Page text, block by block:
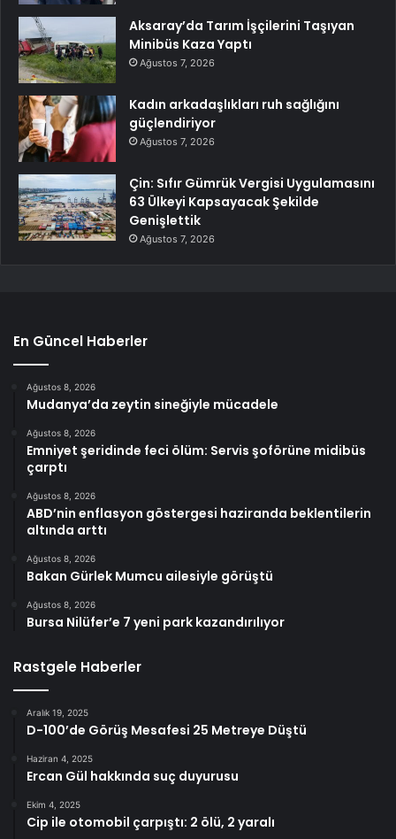
Aksaray’da Tarım İşçilerini Taşıyan
Minibüs Kaza Yaptı
Ağustos 7, 2026
Kadın arkadaşlıkları ruh sağlığını
güçlendiriyor
Ağustos 7, 2026
Çin: Sıfır Gümrük Vergisi Uygulamasını
63 Ülkeyi Kapsayacak Şekilde
Genişlettik
Ağustos 7, 2026
En Güncel Haberler
Ağustos 8, 2026
Mudanya’da zeytin sineğiyle mücadele
Ağustos 8, 2026
Emniyet şeridinde feci ölüm: Servis şoförüne midibüs
çarptı
Ağustos 8, 2026
ABD’nin enflasyon göstergesi haziranda beklentilerin
altında arttı
Ağustos 8, 2026
Bakan Gürlek Mumcu ailesiyle görüştü
Ağustos 8, 2026
Bursa Nilüfer’e 7 yeni park kazandırılıyor
Rastgele Haberler
Aralık 19, 2025
D-100’de Görüş Mesafesi 25 Metreye Düştü
Haziran 4, 2025
Ercan Gül hakkında suç duyurusu
Ekim 4, 2025
Cip ile otomobil çarpıştı: 2 ölü, 2 yaralı